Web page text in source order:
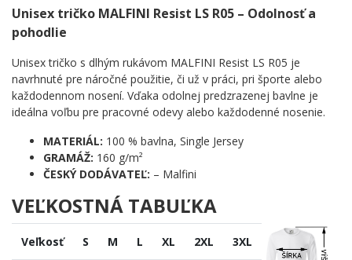
Unisex tričko MALFINI Resist LS R05 – Odolnosť a
pohodlie
Unisex tričko s dlhým rukávom MALFINI Resist LS R05 je
navrhnuté pre náročné použitie, či už v práci, pri športe alebo
každodennom nosení. Vďaka odolnej predzrazenej bavlne je
ideálna voľbu pre pracovné odevy alebo každodenné nosenie.
MATERIÁL: 100 % bavlna, Single Jersey
GRAMÁŽ: 160 g/m²
ČESKÝ DODÁVATEĽ: – Malfini
VEĽKOSTNÁ TABUĽKA
Veľkosť S M L XL 2XL 3XL